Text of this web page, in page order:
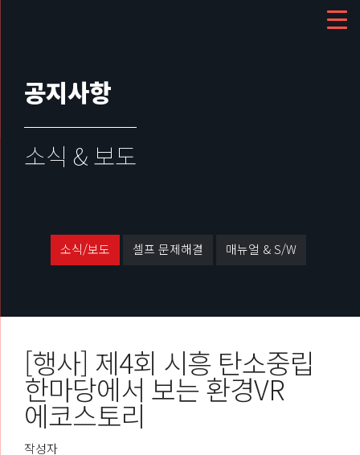
공지사항
소식 & 보도
소식/보도 셀프 문제해결 매뉴얼 & S/W
[행사] 제4회 시흥 탄소중립
한마당에서 보는 환경VR
에코스토리
작성자